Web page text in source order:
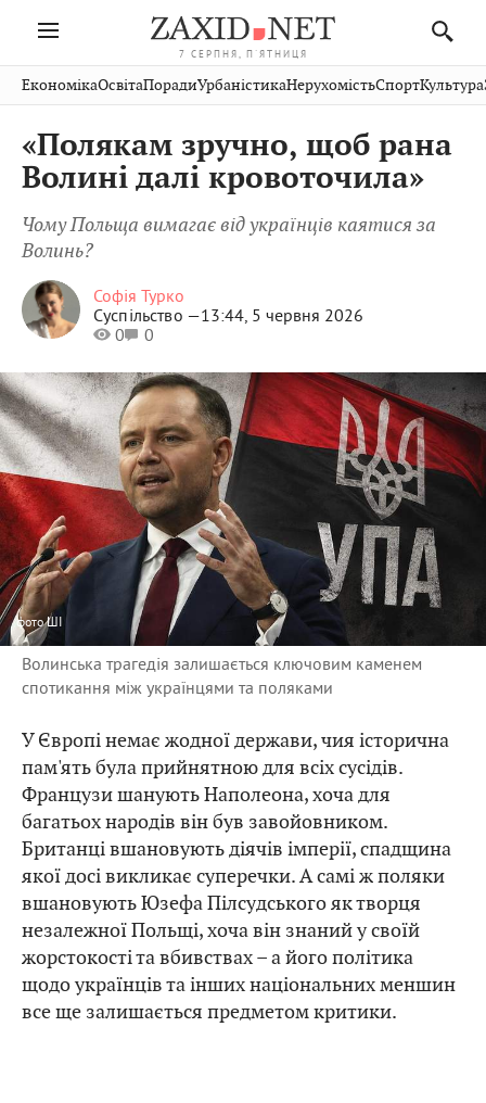
7 СЕРПНЯ, П'ЯТНИЦЯ
Івано-
Франківськ
Волинь
Рівне
Чернівці
Стрий
Хмельницький
Вінниця
Публікації
Авто СловкоКультура
Кіно Дім Спорт
Краєзнавство
ФотоОсвітаНерухомість
Домашні
ЕкономікаОсвітаПорадиУрбаністикаНерухомістьСпортКультура
«Полякам зручно, щоб рана
Волині далі кровоточила»
Чому Польща вимагає від українців каятися за
Волинь?
Софія Турко
Суспільство —13:44, 5 червня 2026
0
0
фотоШІ
Волинська трагедія залишається ключовим каменем
спотикання між українцями та поляками
У Європі немає жодної держави, чия історична
пам'ять була прийнятною для всіх сусідів.
Французи шанують Наполеона, хоча для
багатьох народів він був завойовником.
Британці вшановують діячів імперії, спадщина
якої досі викликає суперечки. А самі ж поляки
вшановують Юзефа Пілсудського як творця
незалежної Польщі, хоча він знаний у своїй
жорстокості та вбивствах – а його політика
щодо українців та інших національних меншин
все ще залишається предметом критики.